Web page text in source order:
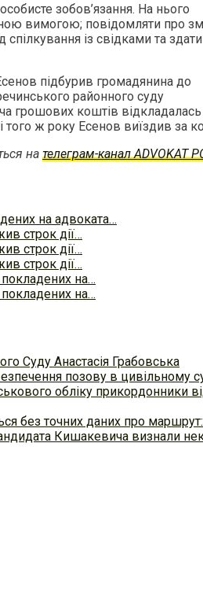
зобов’язання. На нього
вимогою; повідомляти про
із свідками та
підбурив громадянина до
районного суду
грошових коштів відкладалась
ж року Есенов виїздив за
на телеграм-канал ADVOKAT
на адвоката…
строк дії…
строк дії…
строк дії…
на…
на…
Суду Анастасія Грабовська
позову в цивільному
обліку прикордонники
без точних даних про
Кишакевича визнали